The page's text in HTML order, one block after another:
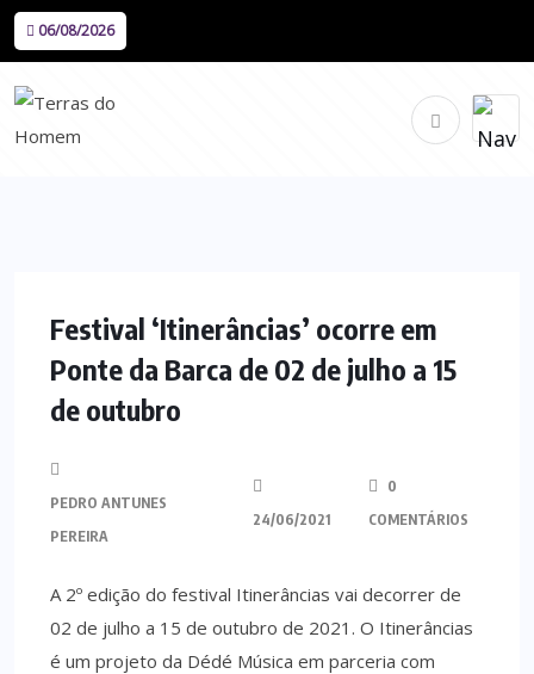
06/08/2026
Festival ‘Itinerâncias’ ocorre em
Ponte da Barca de 02 de julho a 15
de outubro
PEDRO ANTUNES
PEREIRA
24/06/2021
0
COMENTÁRIOS
A 2º edição do festival Itinerâncias vai decorrer de
02 de julho a 15 de outubro de 2021. O Itinerâncias
é um projeto da Dédé Música em parceria com